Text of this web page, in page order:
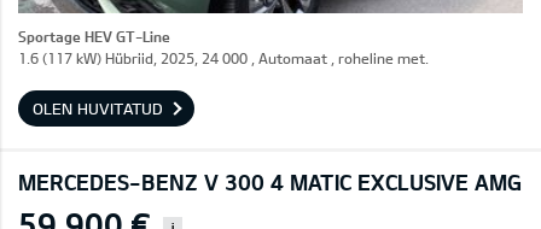
Sportage HEV GT-Line
1.6 (117 kW) Hübriid, 2025, 24 000 , Automaat , roheline met.
OLEN HUVITATUD
MERCEDES-BENZ V 300 4 MATIC EXCLUSIVE AMG